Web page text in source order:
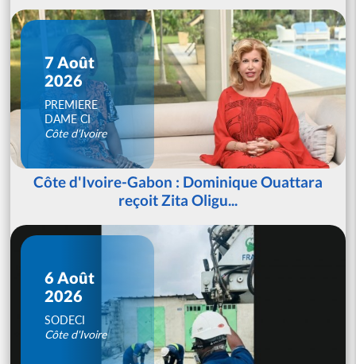
7 Août
2026
PREMIERE
DAME CI
Côte d'Ivoire
Côte d'Ivoire-Gabon : Dominique Ouattara
reçoit Zita Oligu...
6 Août
2026
SODECI
Côte d'Ivoire